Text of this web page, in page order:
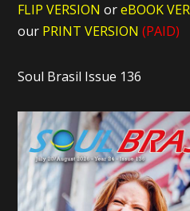
FLIP VERSION oreBOOK
our PRINT VERSION (PAID)
Soul Brasil Issue 136